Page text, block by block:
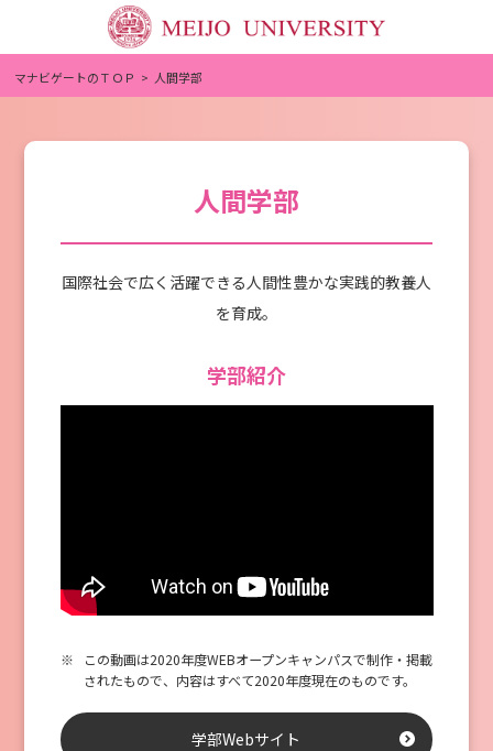
マナビゲートのＴＯＰ 人間学部
人間学部
国際社会で広く活躍できる⼈間性豊かな実践的教養⼈
を育成。
学部紹介
この動画は2020年度WEBオープンキャンパスで制作・掲載
されたもので、内容はすべて2020年度現在のものです。
学部Webサイト